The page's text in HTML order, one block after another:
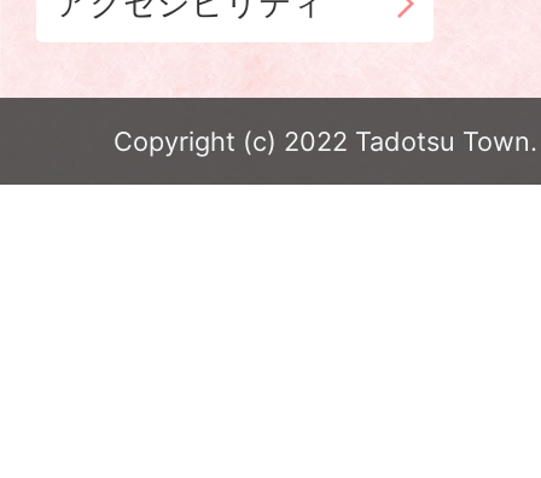
Copyright (c) 2022 Tadotsu